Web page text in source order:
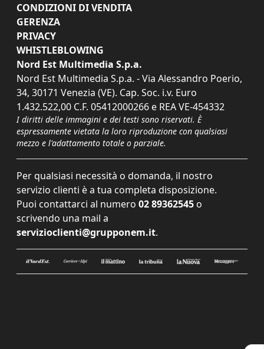
CONDIZIONI DI VENDITA
GERENZA
PRIVACY
WHISTLEBLOWING
Nord Est Multimedia S.p.a.
Nord Est Multimedia S.p.a. - Via Alessandro Poerio,
34, 30171 Venezia (VE). Cap. Soc. i.v. Euro
1.432.522,00 C.F. 05412000266 e REA VE-454332
I diritti delle immagini e dei testi sono riservati. È
espressamente vietata la loro riproduzione con qualsiasi
mezzo e l'adattamento totale o parziale.
Per qualsiasi necessità o domanda, il nostro
servizio clienti è a tua completa disposizione.
Puoi contattarci al numero 02 89362545 o
scrivendo una mail a
servizioclienti@grupponem.it.